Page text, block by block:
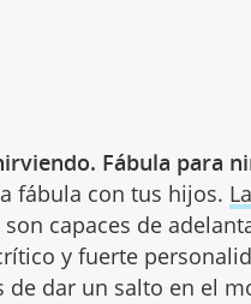
Fábula para
fábula con tus hijos.
capaces de
y fuerte
de dar un salto en el